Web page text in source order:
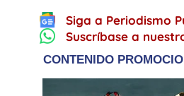
Siga a Periodismo
Suscríbase a